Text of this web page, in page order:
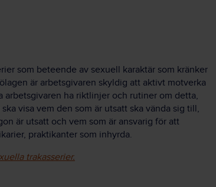
som beteende av sexuell karaktär som kränker
är arbetsgivaren skyldig att aktivt motverka
arbetsgivaren ha riktlinjer och rutiner om detta,
visa vem den som är utsatt ska vända sig till,
är utsatt och vem som är ansvarig för att
praktikanter som inhyrda.
trakasserier.